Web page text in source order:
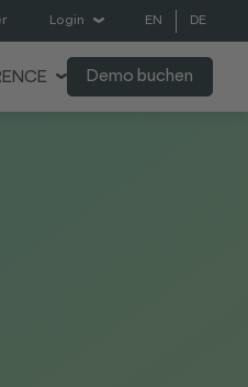
Login EN DE
Demo buchen